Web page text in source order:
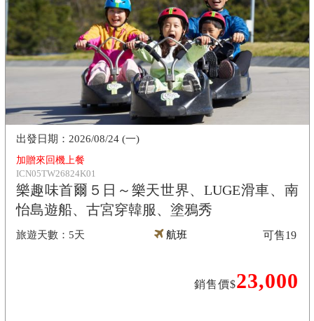
加贈來回機上餐
ICN05TW26824K01
樂趣味首爾５日～樂天世界、LUGE滑車、南
怡島遊船、古宮穿韓服、塗鴉秀
5天
2026/08/24 (一)
航班
銷售價$23,000
可售19